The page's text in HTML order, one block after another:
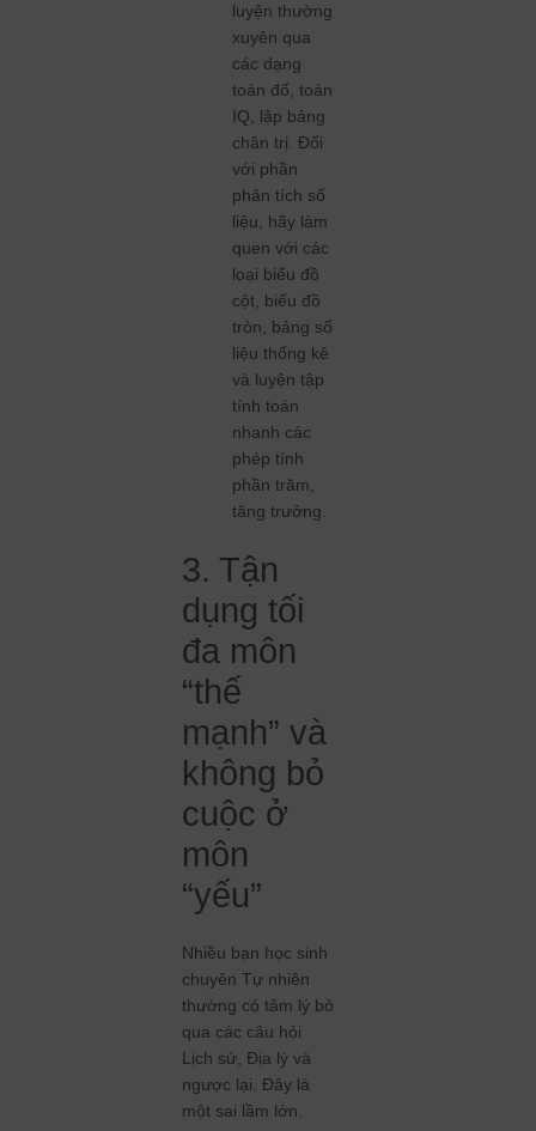
luyện thường
xuyên qua
các dạng
toán đố, toán
IQ, lập bảng
chân trị. Đối
với phần
phân tích số
liệu, hãy làm
quen với các
loại biểu đồ
cột, biểu đồ
tròn, bảng số
liệu thống kê
và luyện tập
tính toán
nhanh các
phép tính
phần trăm,
tăng trưởng.
3. Tận
dụng tối
đa môn
“thế
mạnh” và
không bỏ
cuộc ở
môn
“yếu”
Nhiều bạn học sinh
chuyên Tự nhiên
thường có tâm lý bỏ
qua các câu hỏi
Lịch sử, Địa lý và
ngược lại. Đây là
một sai lầm lớn.